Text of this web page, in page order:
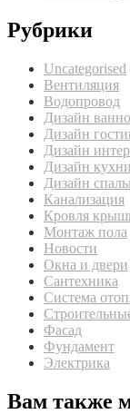
Рубрики
Uncategorised
Вентиляция
Водопровод
Дизайн
Дизайн
Дизайн
Дизайн кухни
Дизайн
Канализация
Кровля
Монтаж пола
Новости
Окна и двери
Сантехника
Система
Фасад
Фундамент
Электрика
Вам также